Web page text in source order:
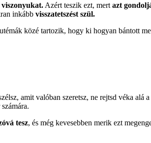
viszonyukat. Azért teszik ezt, mert azt
inkább visszatetszést szül.
közé tartozik, hogy ki hogyan bántott
amit valóban szeretsz, ne rejtsd véka alá
tesz, és még kevesebben merik ezt